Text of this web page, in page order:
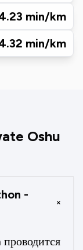
min/km
min/km
Oshu
-
+